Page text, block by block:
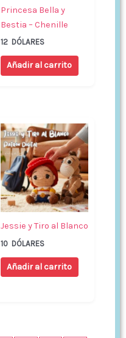
Princesa Bella y
Bestia – Chenille
12 DÓLARES
Añadir al carrito
Jessie y Tiro al Blanco
10 DÓLARES
Añadir al carrito